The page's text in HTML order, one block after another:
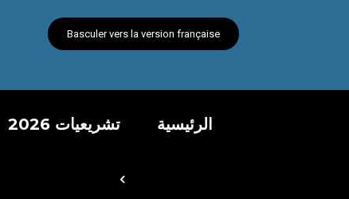
Basculer vers la version française
الرئيسية تشريعيات 2026